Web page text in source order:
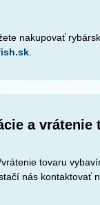
nakupovať
.
a vrátenie
tovaru
nás kontaktovať